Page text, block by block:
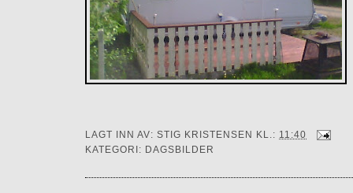
LAGT INN AV: STIG KRISTENSEN KL.: 11:40
KATEGORI: DAGSBILDER